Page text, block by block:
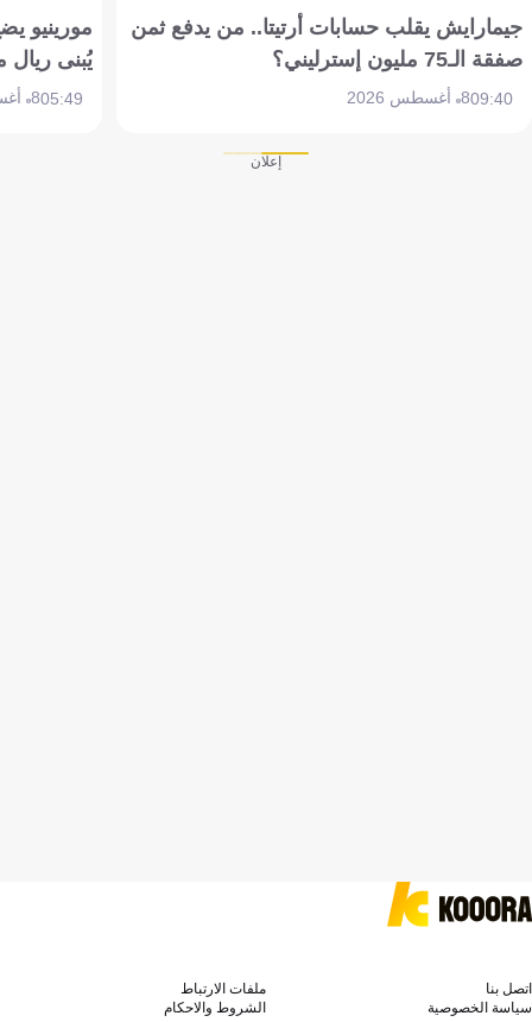
جيمارايش يقلب حسابات أرتيتا.. من يدفع ثمن
صفقة الـ75 مليون إسترليني؟
09:408 أغسطس 2026
مورينيو
يُبنى ريال
05:498 أغسطس 2026
إعلان
اتصل بنا
ملفات الارتباط
سياسة الخصوصية
الشروط والاحكام